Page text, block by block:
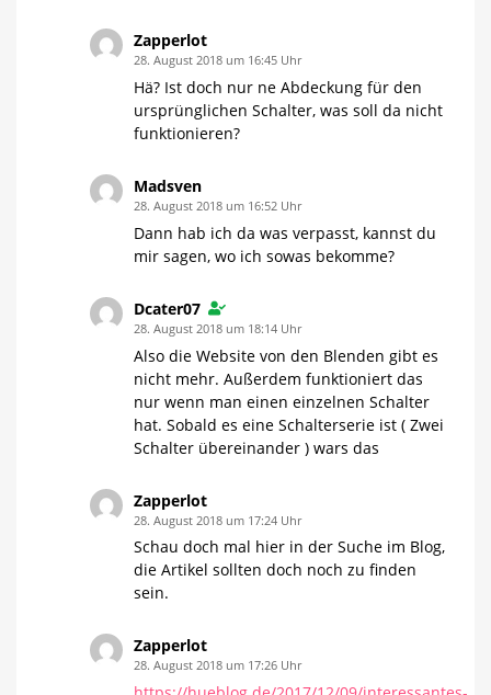
Zapperlot
28. August 2018 um 16:45 Uhr
Hä? Ist doch nur ne Abdeckung für den
ursprünglichen Schalter, was soll da nicht
funktionieren?
Madsven
28. August 2018 um 16:52 Uhr
Dann hab ich da was verpasst, kannst du
mir sagen, wo ich sowas bekomme?
Dcater07
28. August 2018 um 18:14 Uhr
Also die Website von den Blenden gibt es
nicht mehr. Außerdem funktioniert das
nur wenn man einen einzelnen Schalter
hat. Sobald es eine Schalterserie ist ( Zwei
Schalter übereinander ) wars das
Zapperlot
28. August 2018 um 17:24 Uhr
Schau doch mal hier in der Suche im Blog,
die Artikel sollten doch noch zu finden
sein.
Zapperlot
28. August 2018 um 17:26 Uhr